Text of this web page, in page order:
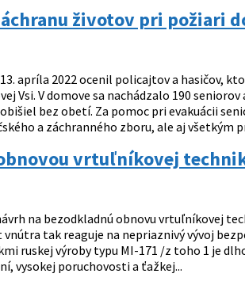
životov pri požiari
apríla 2022 ocenil policajtov a hasičov,
Vsi. V domove sa nachádzalo 190
bez obetí. Za pomoc pri evakuácii
a záchranného zboru, ale aj všetkým
vrtuľníkovej
na bezodkladnú obnovu vrtuľníkovej
tak reaguje na nepriaznivý vývoj
ruskej výroby typu MI-171 /z toho 1 je
vysokej poruchovosti a ťažkej...